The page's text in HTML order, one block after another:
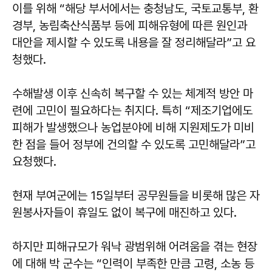
이를 위해 “해당 부서에서는 충청남도, 국토교통부, 환
경부, 농림축산식품부 등에 피해유형에 따른 원인과
대안을 제시할 수 있도록 내용을 잘 정리해달라”고 요
청했다.
수해발생 이후 신속히 복구할 수 있는 체계적 방안 마
련에 고민이 필요하다는 취지다. 특히 “제조기업에도
피해가 발생했으나 농업분야에 비해 지원제도가 미비
한 점을 들어 정부에 건의할 수 있도록 고민해달라”고
요청했다.
현재 부여군에는 15일부터 공무원들을 비롯해 많은 자
원봉사자들이 휴일도 없이 복구에 매진하고 있다.
하지만 피해규모가 워낙 광범위해 어려움을 겪는 현장
에 대해 박 군수는 “인력이 부족한 만큼 고령, 소농 등